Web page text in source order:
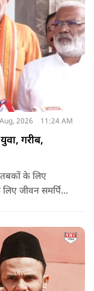
2026 11:24 AM
गरीब,
के लिए
जीवन समर्पित
बाउंड्रीवाल के
बजट पास न हो,
बाधित किया और